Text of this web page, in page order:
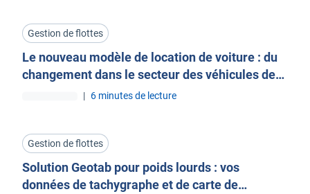
Gestion de flottes
Le nouveau modèle de location de voiture : du
changement dans le secteur des véhicules de
| 6 minutes de lecture
Gestion de flottes
Solution Geotab pour poids lourds : vos
données de tachygraphe et de carte de